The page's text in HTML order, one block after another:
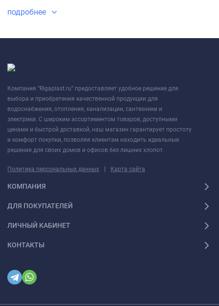
подробнее
Компания “Rigaplast.ru” предоставляет удобное решение для
выбора и приобретения качественной продукции для
водоснабжения, отопления, канализации, сантехники и
электрики. С широким ассортиментом товаров, доступными
ценами и быстрой доставкой, наш магазин гарантирует простоту
и комфорт покупки, позволяя клиентам находить идеальные
решения для своих домов и офисов без лишних хлопот.
Политика персональных данных | Карта сайта
КОМПАНИЯ
ДЛЯ ПОКУПАТЕЛЕЙ
ЛИЧНЫЙ КАБИНЕТ
КОНТАКТЫ